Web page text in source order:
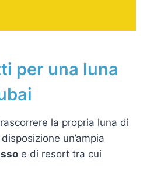
per una luna
la propria luna di
un’ampia
e di resort tra cui